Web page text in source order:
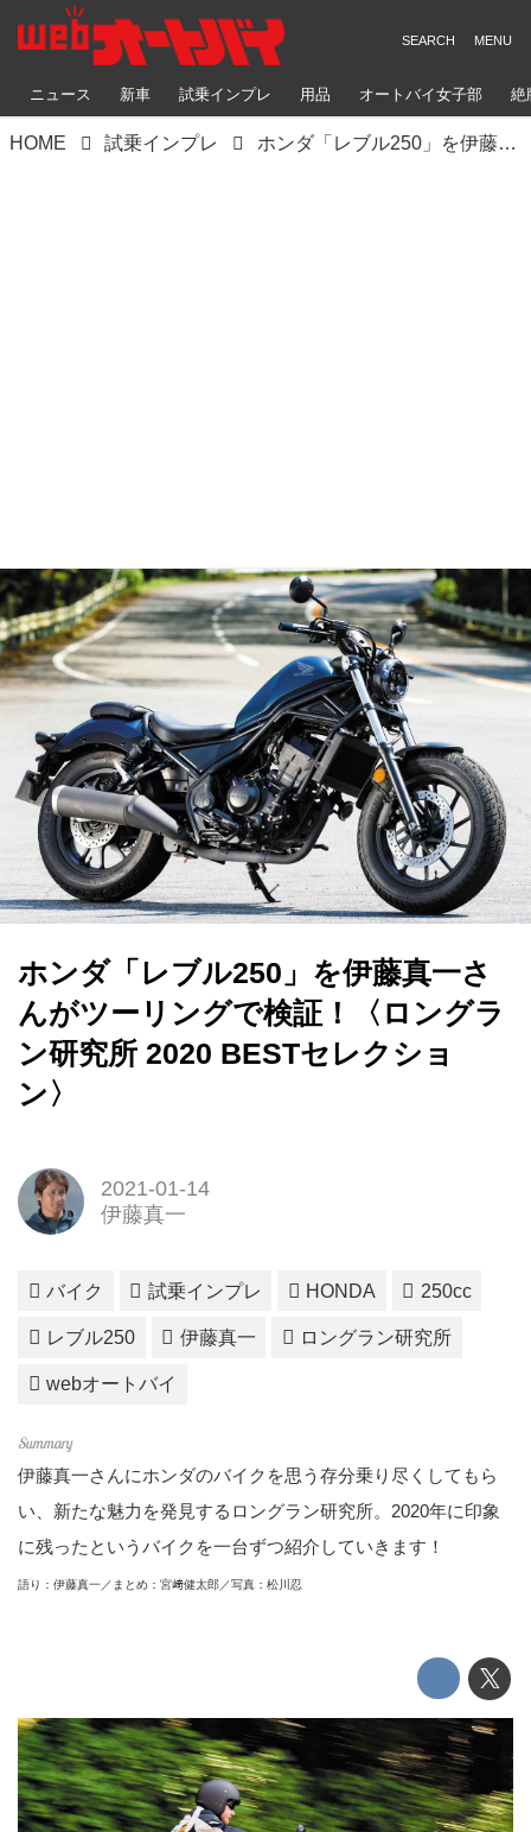
ニュース 新車 試乗インプレ 用品 オートバイ女子部 絶
HOME 試乗インプレ ホンダ「レブル250」を伊藤真一さんがツーリングで検証！〈ロングラン研究所 2020 BESTセレクション〉
ホンダ「レブル250」を伊藤真一さ
んがツーリングで検証！〈ロングラ
ン研究所 2020 BESTセレクショ
ン〉
2021-01-14
伊藤真一
バイク 試乗インプレ HONDA 250cc
レブル250 伊藤真一 ロングラン研究所
webオートバイ
伊藤真一さんにホンダのバイクを思う存分乗り尽くしてもら
い、新たな魅力を発見するロングラン研究所。2020年に印象
に残ったというバイクを一台ずつ紹介していきます！
語り：伊藤真一／まとめ：宮﨑健太郎／写真：松川忍